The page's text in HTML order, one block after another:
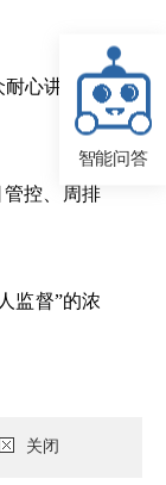
耐心讲解食
控、周排
监督”的浓
关闭
智能问答